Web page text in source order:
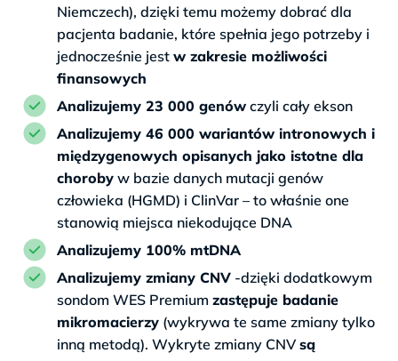
Niemczech), dzięki temu możemy dobrać dla
pacjenta badanie, które spełnia jego potrzeby i
jednocześnie jest w zakresie możliwości
finansowych
Analizujemy 23 000 genów czyli cały ekson
Analizujemy 46 000 wariantów intronowych i
międzygenowych opisanych jako istotne dla
choroby w bazie danych mutacji genów
człowieka (HGMD) i ClinVar – to właśnie one
stanowią miejsca niekodujące DNA
Analizujemy 100% mtDNA
Analizujemy zmiany CNV -dzięki dodatkowym
sondom WES Premium zastępuje badanie
mikromacierzy (wykrywa te same zmiany tylko
inną metodą). Wykryte zmiany CNV są